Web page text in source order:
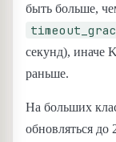
быть больше,
секунд), иначе
раньше.
На больших
обновляться до